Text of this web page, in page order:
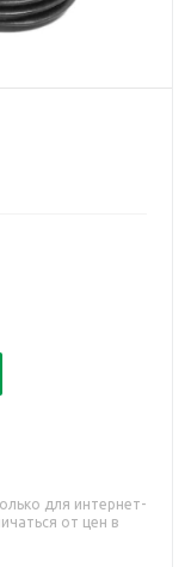
для интернет-
от цен в